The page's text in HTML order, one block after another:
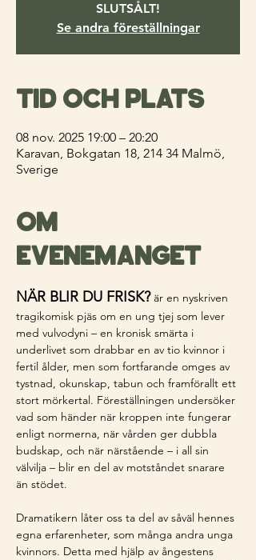
SLUTSÅLT!
Se andra föreställningar
Tid och plats
08 nov. 2025 19:00 – 20:20
Karavan, Bokgatan 18, 214 34 Malmö,
Sverige
Om
evenemanget
NÄR BLIR DU FRISK? är en nyskriven
tragikomisk pjäs om en ung tjej som lever
med vulvodyni – en kronisk smärta i
underlivet som drabbar en av tio kvinnor i
fertil ålder, men som fortfarande omges av
tystnad, okunskap, tabun och framförallt ett
stort mörkertal. Föreställningen undersöker
vad som händer när kroppen inte fungerar
enligt normerna, när vården ger dubbla
budskap, och när närstående – i all sin
välvilja – blir en del av motståndet snarare
än stödet.
Dramatikern låter oss ta del av såväl hennes
egna erfarenheter, som många andra unga
kvinnors. Detta med hjälp av ångestens